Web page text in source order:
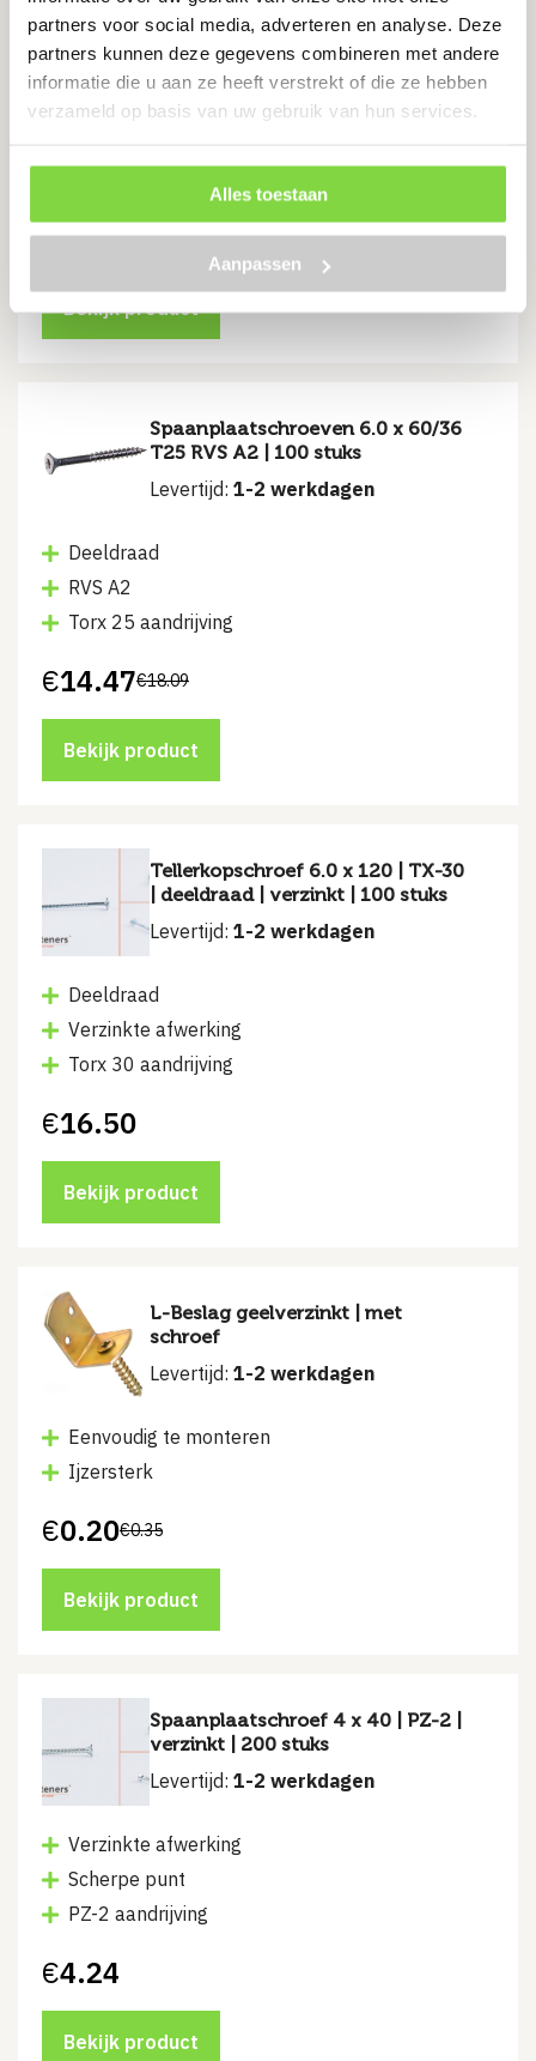
partners voor social media, adverteren en analyse. Deze
partners kunnen deze gegevens combineren met andere
informatie die u aan ze heeft verstrekt of die ze hebben
verzameld op basis van uw gebruik van hun services.
Alles toestaan
Aanpassen
verzinkt | 200 stuks
Levertijd:1-2 werkdagen
Voldraad
€2.35
Bekijk product
Spaanplaatschroeven 6.0 x 60/36
T25 RVS A2 | 100 stuks
Levertijd: 1-2 werkdagen
Deeldraad
RVS A2
Torx 25 aandrijving
€18.09
Oorspronkelijke
was:
€18.09.
€14.47
Huidige
is:
€14.47.
Bekijk product
Tellerkopschroef 6.0 x 120 | TX-30
| deeldraad | verzinkt | 100 stuks
Levertijd: 1-2 werkdagen
Deeldraad
Verzinkte afwerking
Torx 30 aandrijving
€16.50
Bekijk product
L-Beslag geelverzinkt | met
schroef
Levertijd: 1-2 werkdagen
Eenvoudig te monteren
Ijzersterk
€0.35
Oorspronkelijke
was:
€0.35.
€0.20
Huidige
is:
€0.20.
Bekijk product
Spaanplaatschroef 4 x 40 | PZ-2 |
verzinkt | 200 stuks
Levertijd: 1-2 werkdagen
Verzinkte afwerking
Scherpe punt
PZ-2 aandrijving
€4.24
Bekijk product